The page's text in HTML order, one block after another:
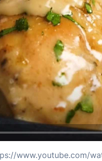
www.youtube.com/